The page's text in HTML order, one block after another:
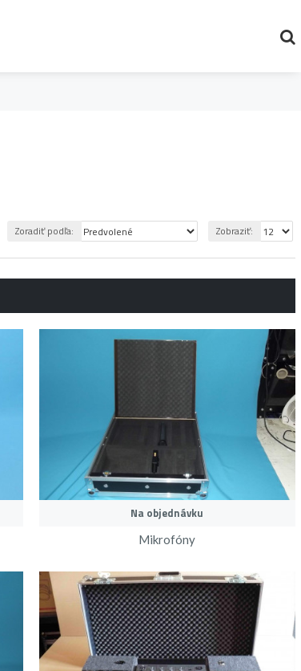
Zoradiť podľa: Zobraziť:
Na objednávku
Mikrofóny